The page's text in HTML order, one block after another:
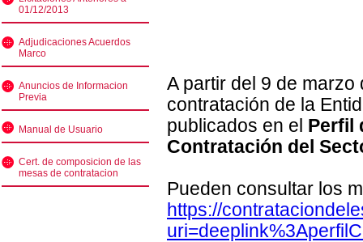
01/12/2013
Adjudicaciones Acuerdos
Marco
Anuncios de Informacion
Previa
Manual de Usuario
Cert. de composicion de las
mesas de contratacion
A partir del 9 de
contratación de la
publicados en el Perfil
Contratación del
Pueden consultar los
https://